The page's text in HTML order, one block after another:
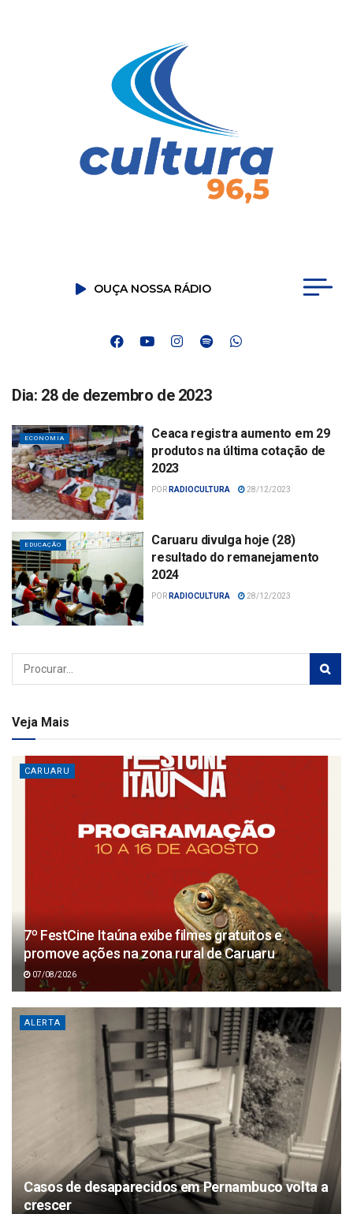
OUÇA NOSSA RÁDIO
Dia: 28 de dezembro de 2023
ECONOMIA
Ceaca registra aumento em 29
produtos na última cotação de
2023
POR RADIOCULTURA 28/12/2023
EDUCAÇÃO
Caruaru divulga hoje (28)
resultado do remanejamento
2024
POR RADIOCULTURA 28/12/2023
Veja Mais
CARUARU
7º FestCine Itaúna exibe filmes gratuitos e
promove ações na zona rural de Caruaru
07/08/2026
ALERTA
Casos de desaparecidos em Pernambuco volta a
crescer